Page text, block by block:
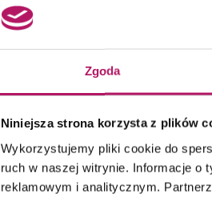
Zgoda
Niniejsza strona korzysta z plików
Wykorzystujemy pliki cookie do
ruch w naszej witrynie. Informacje o
reklamowym i analitycznym.
Dokładny